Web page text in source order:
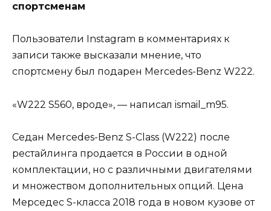
спортсменам
Пользователи Instagram в комментариях к
записи также высказали мнение, что
спортсмену был подарен Mercedes-Benz W222.
«W222 S560, вроде», — написал ismail_m95.
Седан Mercedes-Benz S-Class (W222) после
рестайлинга продается в России в одной
комплектации, но с различными двигателями
и множеством дополнительных опций. Цена
Мерседес S-класса 2018 года в новом кузове от